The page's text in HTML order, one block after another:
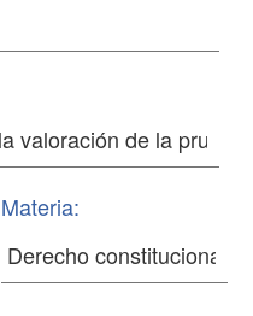
Materia: